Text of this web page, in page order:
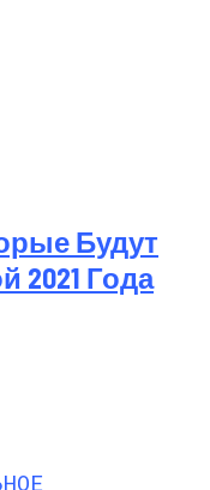
Будут
2021 Года